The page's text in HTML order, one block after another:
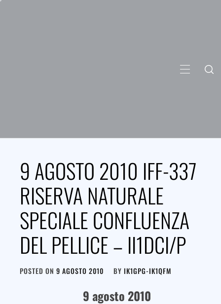
PRIMARY
9 AGOSTO 2010 IFF-337
RISERVA NATURALE
SPECIALE CONFLUENZA
DEL PELLICE – II1DCI/P
POSTED ON 9 AGOSTO 2010 BY IK1GPG-IK1QFM
9 agosto 2010